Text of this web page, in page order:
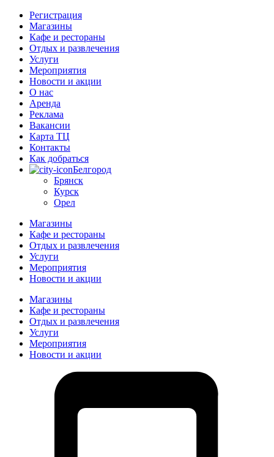
Регистрация
Магазины
Кафе и рестораны
Отдых и развлечения
Услуги
Мероприятия
Новости и акции
О нас
Аренда
Реклама
Вакансии
Карта ТЦ
Контакты
Как добраться
Белгород
Брянск
Курск
Орел
Магазины
Кафе и рестораны
Отдых и развлечения
Услуги
Мероприятия
Новости и акции
Магазины
Кафе и рестораны
Отдых и развлечения
Услуги
Мероприятия
Новости и акции